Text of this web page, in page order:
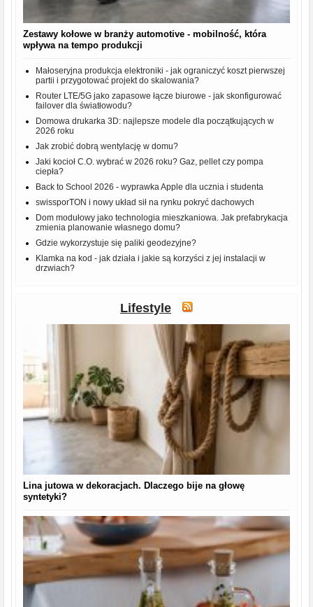
Zestawy kołowe w branży automotive - mobilność, która
wpływa na tempo produkcji
Małoseryjna produkcja elektroniki - jak ograniczyć koszt pierwszej
partii i przygotować projekt do skalowania?
Router LTE/5G jako zapasowe łącze biurowe - jak skonfigurować
failover dla światłowodu?
Domowa drukarka 3D: najlepsze modele dla początkujących w
2026 roku
Jak zrobić dobrą wentylację w domu?
Jaki kocioł C.O. wybrać w 2026 roku? Gaz, pellet czy pompa
ciepła?
Back to School 2026 - wyprawka Apple dla ucznia i studenta
swissporTON i nowy układ sił na rynku pokryć dachowych
Dom modułowy jako technologia mieszkaniowa. Jak prefabrykacja
zmienia planowanie własnego domu?
Gdzie wykorzystuje się paliki geodezyjne?
Klamka na kod - jak działa i jakie są korzyści z jej instalacji w
drzwiach?
Lifestyle
Lina jutowa w dekoracjach. Dlaczego bije na głowę
syntetyki?